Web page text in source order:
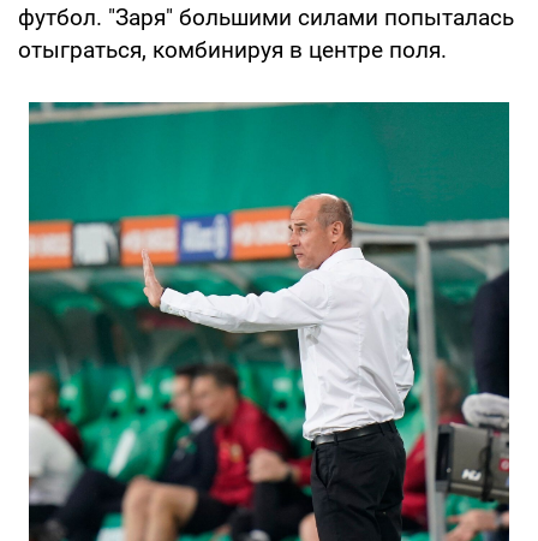
футбол. "Заря" большими силами попыталась
отыграться, комбинируя в центре поля.